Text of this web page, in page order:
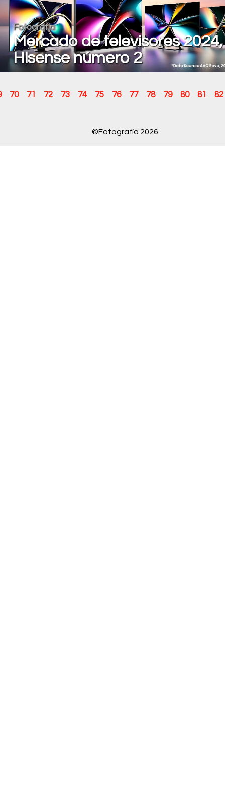
Fotografía
Mercado de televisores 2024,
Hisense número 2
70 71 72 73 74 75 76 77 78 79 80 81 82
©Fotografía 2026